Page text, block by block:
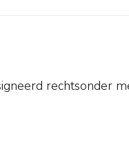
rechtsonder